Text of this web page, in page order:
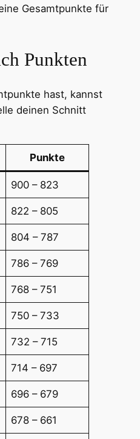
Gesamtpunkte für
Punkten
hast, kannst
deinen Schnitt
Punkte
900 – 823
822 – 805
804 – 787
786 – 769
768 – 751
750 – 733
732 – 715
714 – 697
696 – 679
678 – 661